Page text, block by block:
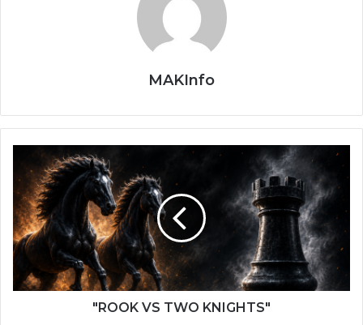
беше дел од повеќе значајни филмски и телевизиски
проекти, како и од меѓународни фестивалски
MAKInfo
"ROOK
TWO
KNIGHTS"
"ROOK VS TWO KNIGHTS"